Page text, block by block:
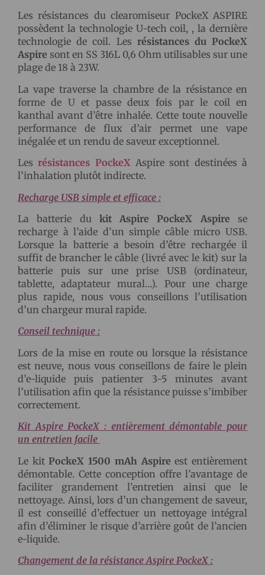
Les résistances du clearomiseur PockeX ASPIRE
possèdent la technologie U-tech coil, , la dernière
technologie de coil. Les résistances du PockeX
Aspire sont en SS 316L 0,6 Ohm utilisables sur une
plage de 18 à 23W.
La vape traverse la chambre de la résistance en
forme de U et passe deux fois par le coil en
kanthal avant d’être inhalée. Cette toute nouvelle
performance de flux d’air permet une vape
inégalée et un rendu de saveur exceptionnel.
Lesrésistances PockeXAspire sont destinées à
l’inhalation plutôt indirecte.
Recharge USB simple et efficace :
La batterie du kit Aspire PockeX Aspirese
recharge à l’aide d’un simple câble micro USB.
Lorsque la batterie a besoin d’être rechargée il
suffit de brancher le câble (livré avec le kit) sur la
batterie puis sur une prise USB (ordinateur,
tablette, adaptateur mural…). Pour une charge
plus rapide, nous vous conseillons l’utilisation
d’un chargeur mural rapide.
Conseil technique :
Lors de la mise en route ou lorsque la résistance
est neuve, nous vous conseillons de faire le plein
d’e-liquide puis patienter 3-5 minutes avant
l’utilisation afin que la résistance puisse s’imbiber
correctement.
Kit Aspire PockeX : entièrement démontable pour
un entretien facile
Le kitPockeX 1500 mAh Aspire est entièrement
démontable. Cette conception offre l’avantage de
faciliter grandement l’entretien ainsi que le
nettoyage. Ainsi, lors d’un changement de saveur,
il est conseillé d’effectuer un nettoyage intégral
afin d’éliminer le risque d’arrière goût de l’ancien
e-liquide.
Changement de la résistance Aspire PockeX :